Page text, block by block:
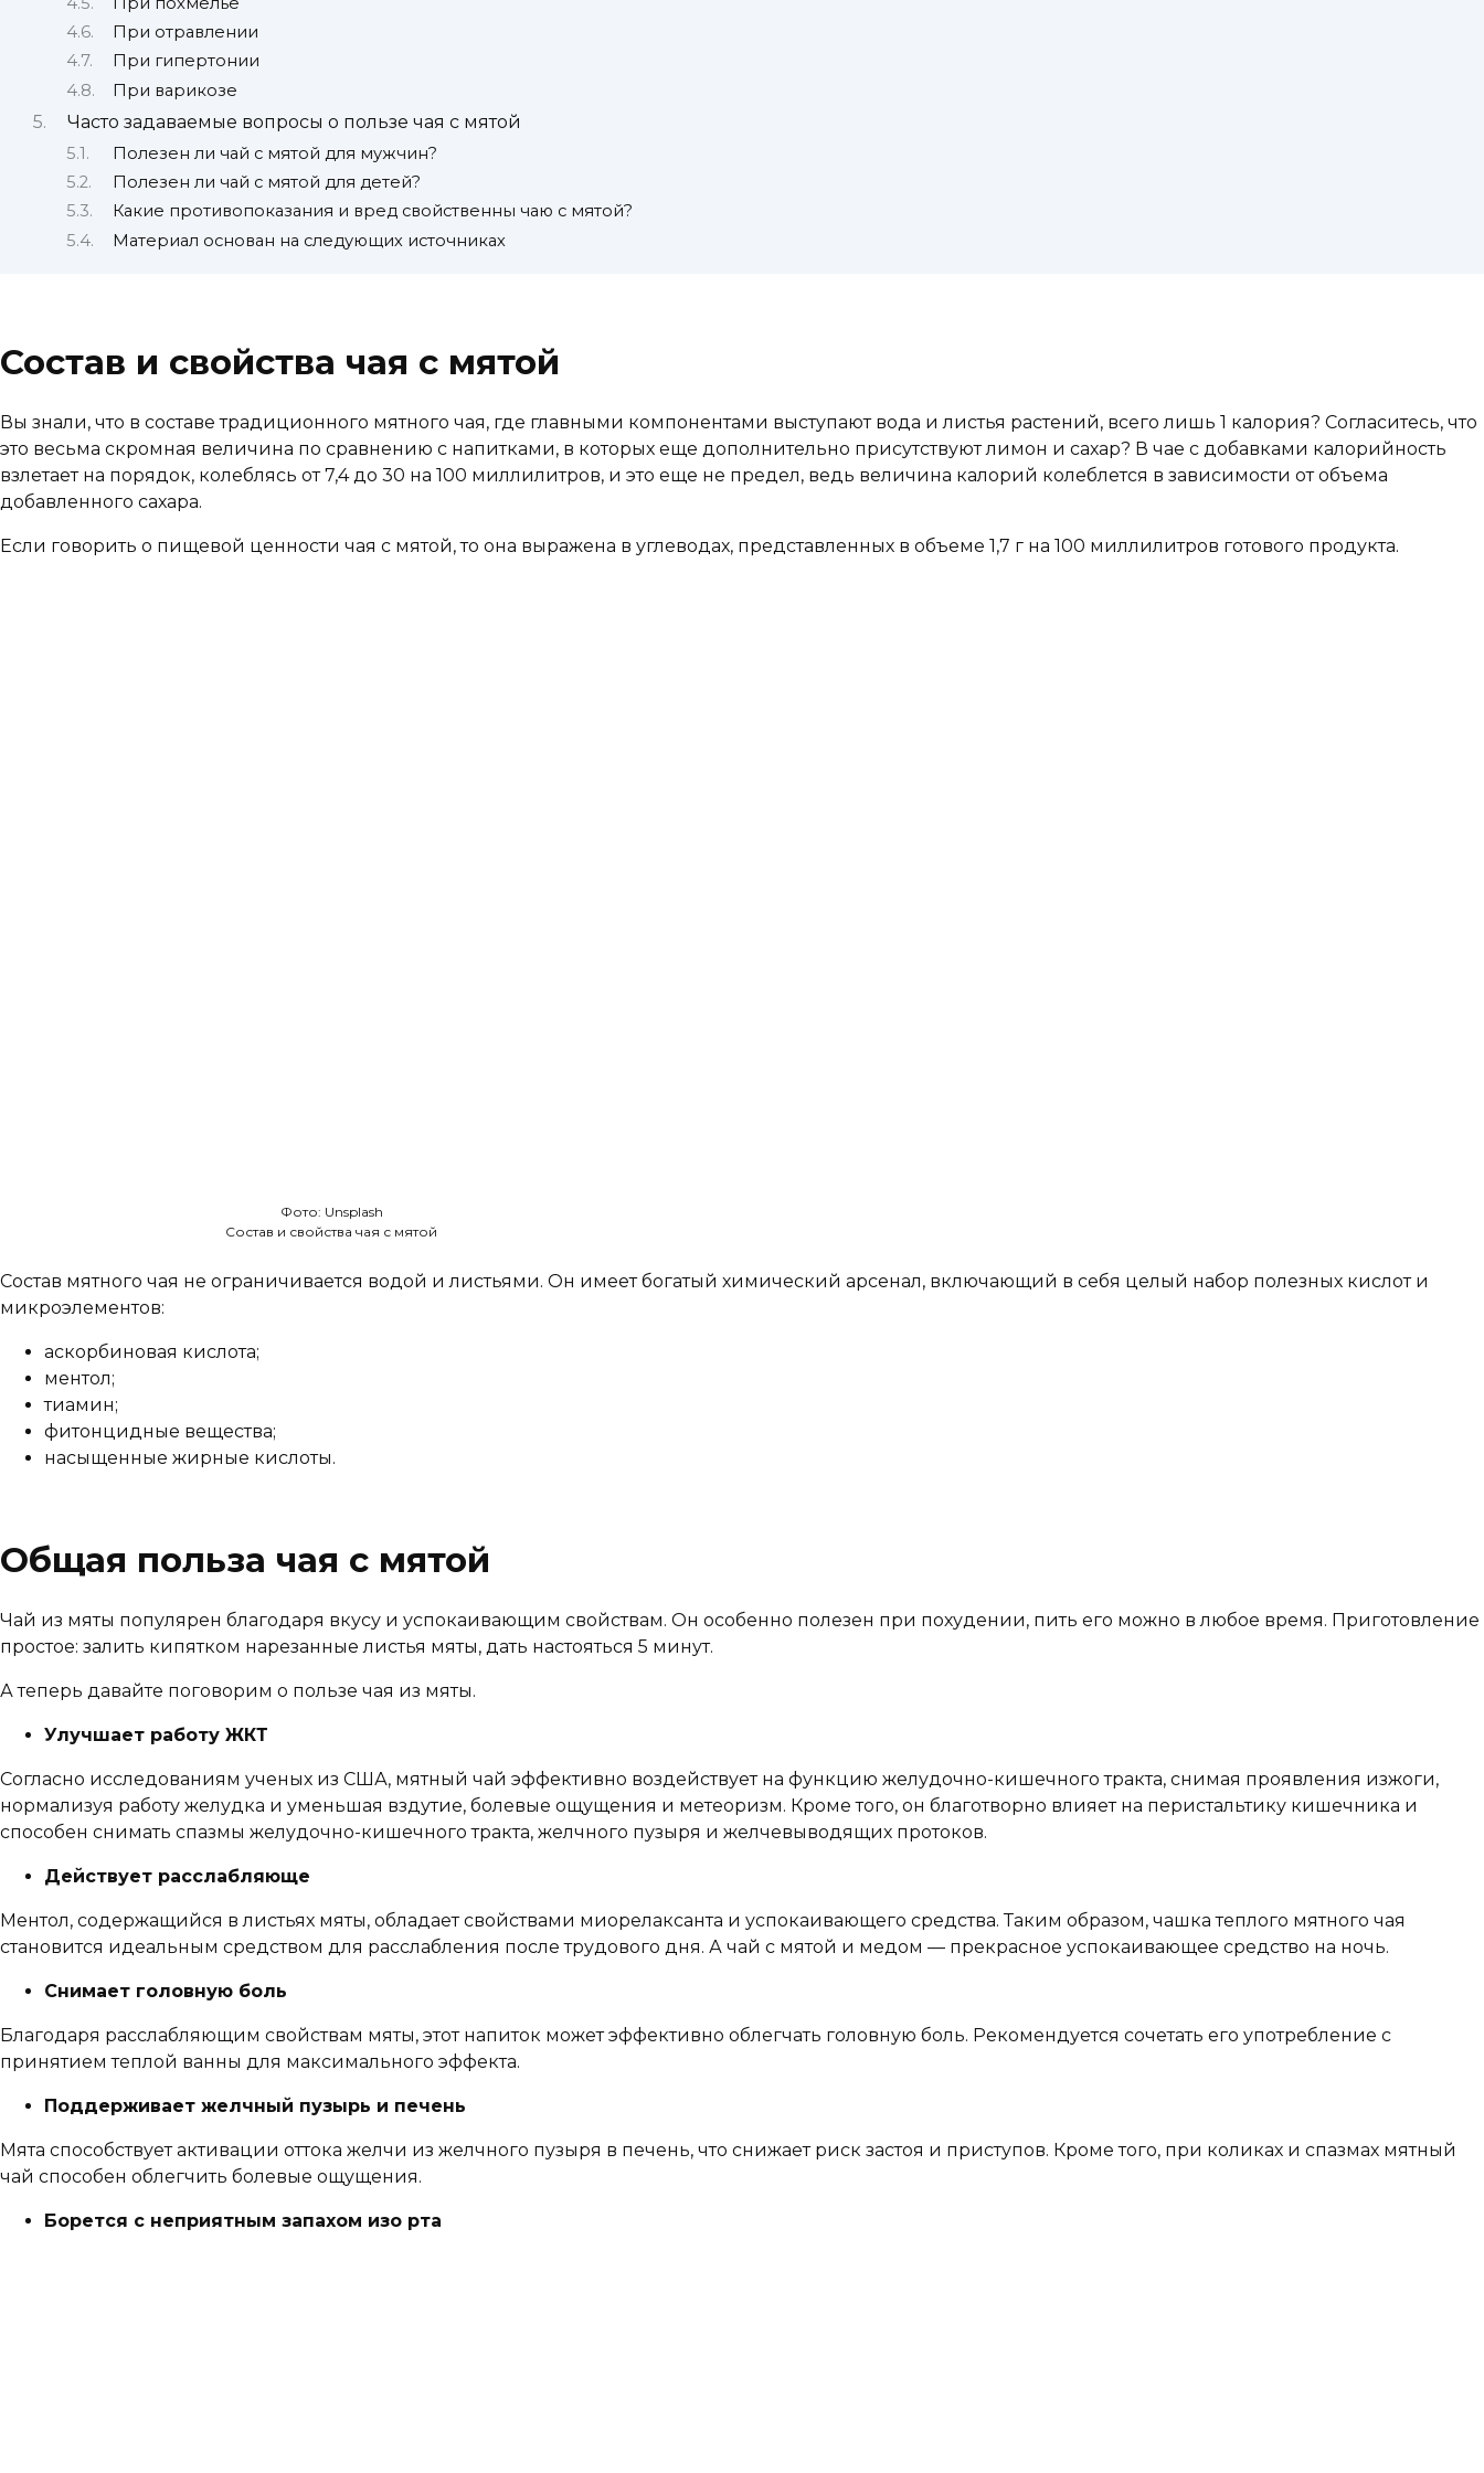
При отравлении
При гипертонии
При варикозе
Часто задаваемые вопросы о пользе чая с мятой
Полезен ли чай с мятой для мужчин?
Полезен ли чай с мятой для детей?
Какие противопоказания и вред свойственны чаю с мятой?
Материал основан на следующих источниках
Состав и свойства чая с мятой
Вы знали, что в составе традиционного мятного чая, где главными компонентами выступают вода и листья растений, всего лишь 1 калория? Согласитесь, что
это весьма скромная величина по сравнению с напитками, в которых еще дополнительно присутствуют лимон и сахар? В чае с добавками калорийность
взлетает на порядок, колеблясь от 7,4 до 30 на 100 миллилитров, и это еще не предел, ведь величина калорий колеблется в зависимости от объема
добавленного сахара.
Если говорить о пищевой ценности чая с мятой, то она выражена в углеводах, представленных в объеме 1,7 г на 100 миллилитров готового продукта.
Фото: Unsplash
Состав и свойства чая с мятой
Состав мятного чая не ограничивается водой и листьями. Он имеет богатый химический арсенал, включающий в себя целый набор полезных кислот и
микроэлементов:
аскорбиновая кислота;
ментол;
тиамин;
фитонцидные вещества;
насыщенные жирные кислоты.
Общая польза чая с мятой
Чай из мяты популярен благодаря вкусу и успокаивающим свойствам. Он особенно полезен при похудении, пить его можно в любое время. Приготовление
простое: залить кипятком нарезанные листья мяты, дать настояться 5 минут.
А теперь давайте поговорим о пользе чая из мяты.
Улучшает работу ЖКТ
Согласно исследованиям ученых из США, мятный чай эффективно воздействует на функцию желудочно-кишечного тракта, снимая проявления изжоги,
нормализуя работу желудка и уменьшая вздутие, болевые ощущения и метеоризм. Кроме того, он благотворно влияет на перистальтику кишечника и
способен снимать спазмы желудочно-кишечного тракта, желчного пузыря и желчевыводящих протоков.
Действует расслабляюще
Ментол, содержащийся в листьях мяты, обладает свойствами миорелаксанта и успокаивающего средства. Таким образом, чашка теплого мятного чая
становится идеальным средством для расслабления после трудового дня. А чай с мятой и медом — прекрасное успокаивающее средство на ночь.
Снимает головную боль
Благодаря расслабляющим свойствам мяты, этот напиток может эффективно облегчать головную боль. Рекомендуется сочетать его употребление с
принятием теплой ванны для максимального эффекта.
Поддерживает желчный пузырь и печень
Мята способствует активации оттока желчи из желчного пузыря в печень, что снижает риск застоя и приступов. Кроме того, при коликах и спазмах мятный
чай способен облегчить болевые ощущения.
Борется с неприятным запахом изо рта